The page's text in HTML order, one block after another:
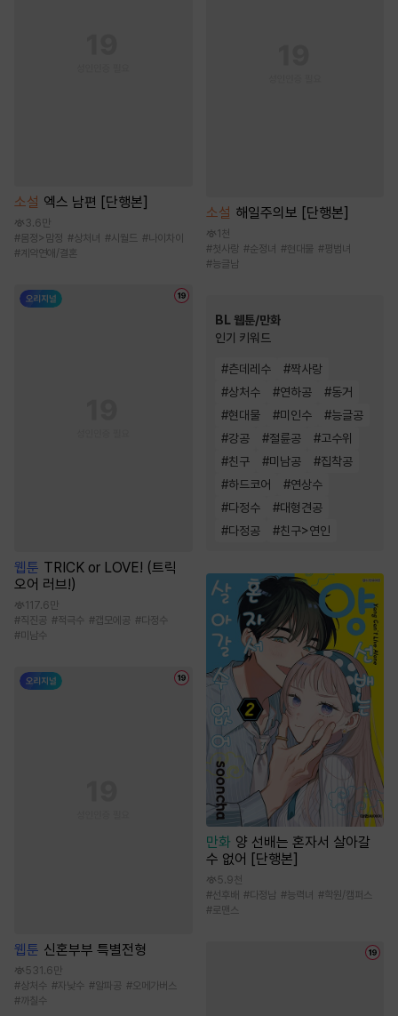
소설 엑스 남편 [단행본]
3.6만
# 몸정>맘정 #상처녀 #시월드 #나이차이
# 계약연애/결혼
웹툰 TRICK or LOVE! (트릭
오어 러브!)
117.6만
#직진공 #적극수 #갭모에공 #다정수
#미남수
웹툰 신혼부부 특별전형
531.6만
#상처수 #자낮수 #알파공 #오메가버스
#까칠수
소설 해일주의보 [단행본]
1천
#첫사랑 #순정녀 #현대물 #평범녀
#능글남
BL 웹툰/만화
인기 키워드
#츤데레수 #짝사랑
#상처수 #연하공 #동거
#현대물 #미인수 #능글공
#강공 #절륜공 #고수위
#친구 #미남공 #집착공
#하드코어 #연상수
#다정수 #대형견공
#다정공 #친구>연인
만화 양 선배는 혼자서 살아갈
수 없어 [단행본]
5.9천
#선후배 #다정남 #능력녀 #학원/캠퍼스
#로맨스